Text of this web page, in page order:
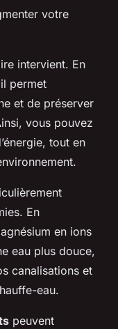
votre
intervient. En
permet
et de préserver
vous pouvez
tout en
En
en ions
eau plus douce,
canalisations et
eau.
peuvent